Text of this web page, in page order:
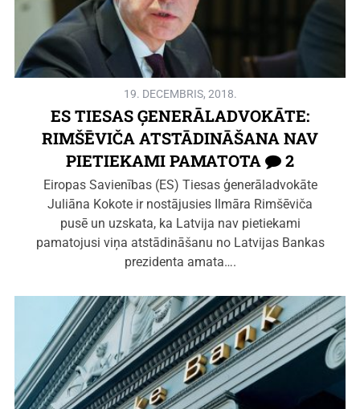
19. DECEMBRIS, 2018.
ES TIESAS ĢENERĀLADVOKĀTE:
RIMŠĒVIČA ATSTĀDINĀŠANA NAV
PIETIEKAMI PAMATOTA
2
Eiropas Savienības (ES) Tiesas ģenerāladvokāte
Juliāna Kokote ir nostājusies Ilmāra Rimšēviča
pusē un uzskata, ka Latvija nav pietiekami
pamatojusi viņa atstādināšanu no Latvijas Bankas
prezidenta amata….